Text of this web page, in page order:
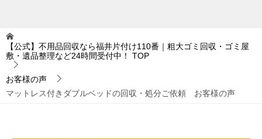
【公式】不用品回収なら福井片付け110番｜粗大ゴミ回収・ゴミ屋
敷・遺品整理など24時間受付中！
TOP
お客様の声
マットレス付きダブルベッドの回収・処分ご依頼 お客様の声